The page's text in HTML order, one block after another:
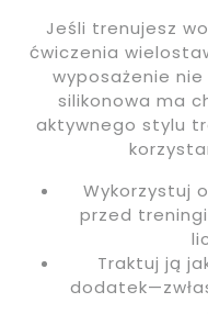
Jeśli trenujesz
ćwiczenia
wyposażenie nie
silikonowa ma
aktywnego stylu
Wykorzystuj
przed
Traktuj ją